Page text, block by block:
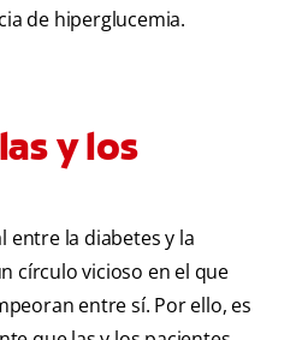
de hiperglucemia.
y los
entre la diabetes y la
círculo vicioso en el que
entre sí. Por ello, es